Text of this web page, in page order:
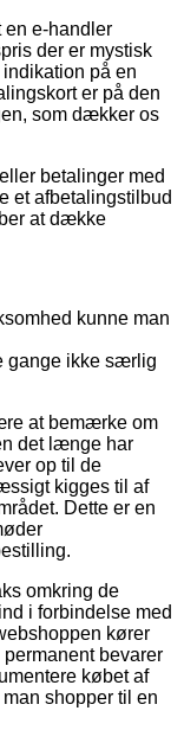
en e-handler
der er mystisk
på en
er på den
som dækker os
betalinger med
et afbetalingstilbud
at dække
kunne man
gange ikke særlig
at bemærke om
det længe har
op til de
kigges til af
Dette er en
omkring de
i forbindelse med
kører
bevarer
købet af
shopper til en